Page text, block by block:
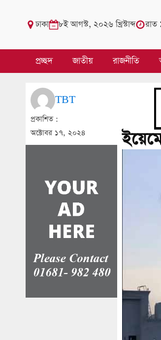
ঢাকা ৮ই আগস্ট, ২০২৬ খ্রিস্টাব্দ রাত
প্রচ্ছদ জাতীয় রাজনীতি
TBT
প্রকাশিত :
অক্টোবর ১৭, ২০২৪